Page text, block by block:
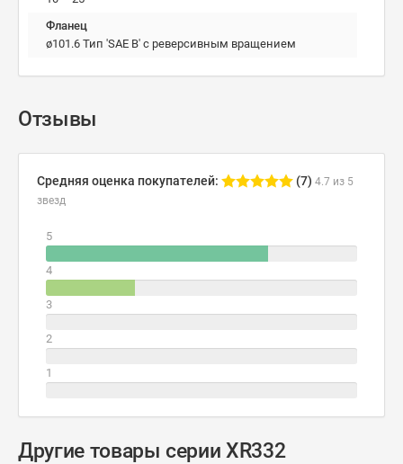
Фланец
ø101.6 Тип 'SAE B' с реверсивным вращением
Отзывы
Средняя оценка покупателей: (7) 4.7 из 5
звезд
5
4
3
2
1
Другие товары серии XR332